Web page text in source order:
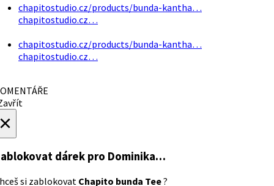
chapitostudio.cz/products/bunda-kantha…
chapitostudio.cz…
chapitostudio.cz/products/bunda-kantha…
chapitostudio.cz…
dárek pro Dominika…
si zablokovat Chapito bunda Tee?